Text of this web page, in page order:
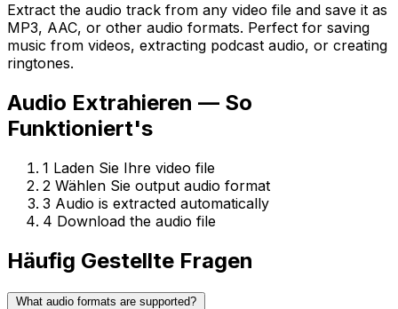
Extract the audio track from any video file and save it as
MP3, AAC, or other audio formats. Perfect for saving
music from videos, extracting podcast audio, or creating
ringtones.
Audio Extrahieren — So
Funktioniert's
1 Laden Sie Ihre video file
2 Wählen Sie output audio format
3 Audio is extracted automatically
4 Download the audio file
Häufig Gestellte Fragen
What audio formats are supported?